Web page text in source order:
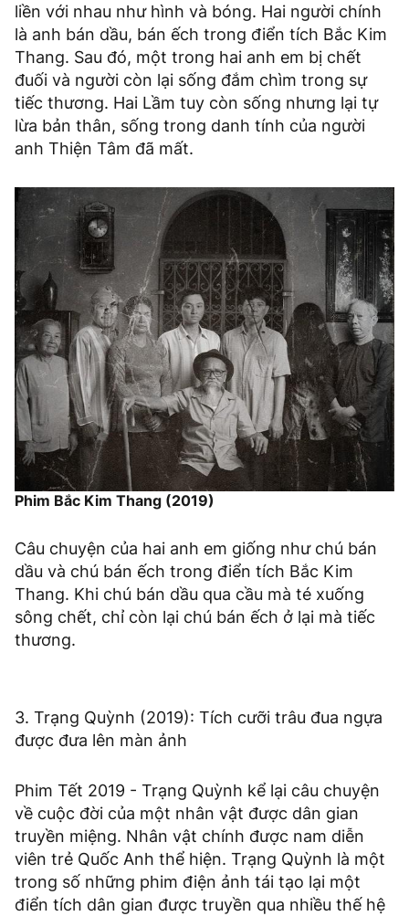
liền với nhau như hình và bóng. Hai người chính
là anh bán dầu, bán ếch trong điển tích Bắc Kim
Thang. Sau đó, một trong hai anh em bị chết
đuối và người còn lại sống đắm chìm trong sự
tiếc thương. Hai Lầm tuy còn sống nhưng lại tự
lừa bản thân, sống trong danh tính của người
anh Thiện Tâm đã mất.
Phim Bắc Kim Thang (2019)
Câu chuyện của hai anh em giống như chú bán
dầu và chú bán ếch trong điển tích Bắc Kim
Thang. Khi chú bán dầu qua cầu mà té xuống
sông chết, chỉ còn lại chú bán ếch ở lại mà tiếc
thương.
3. Trạng Quỳnh (2019): Tích cưỡi trâu đua ngựa
được đưa lên màn ảnh
Phim Tết 2019 - Trạng Quỳnh kể lại câu chuyện
về cuộc đời của một nhân vật được dân gian
truyền miệng. Nhân vật chính được nam diễn
viên trẻ Quốc Anh thể hiện. Trạng Quỳnh là một
trong số những phim điện ảnh tái tạo lại một
điển tích dân gian được truyền qua nhiều thế hệ